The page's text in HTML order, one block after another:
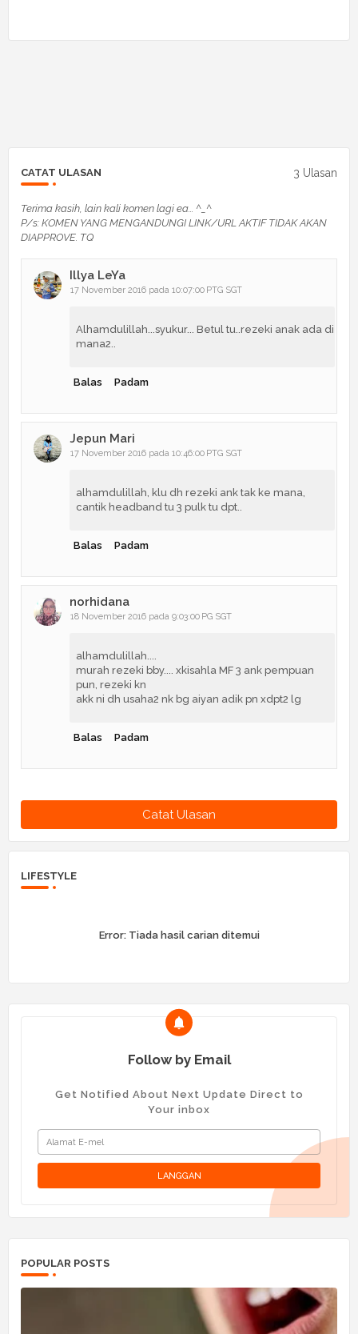
CATAT ULASAN 3 Ulasan
Terima kasih, lain kali komen lagi ea... ^_^
P/s: KOMEN YANG MENGANDUNGI LINK/URL AKTIF TIDAK AKAN
DIAPPROVE. TQ
Illya LeYa
17 November 2016 pada 10:07:00 PTG SGT
Alhamdulillah...syukur... Betul tu..rezeki anak ada di
mana2..
Balas Padam
Jepun Mari
17 November 2016 pada 10:46:00 PTG SGT
alhamdulillah, klu dh rezeki ank tak ke mana,
cantik headband tu 3 pulk tu dpt..
Balas Padam
norhidana
18 November 2016 pada 9:03:00 PG SGT
alhamdulillah....
murah rezeki bby.... xkisahla MF 3 ank pempuan
pun, rezeki kn
akk ni dh usaha2 nk bg aiyan adik pn xdpt2 lg
Balas Padam
Catat Ulasan
LIFESTYLE
Error:Tiada hasil carian ditemui
Follow by Email
Get Notified About Next Update Direct to
Your inbox
POPULAR POSTS